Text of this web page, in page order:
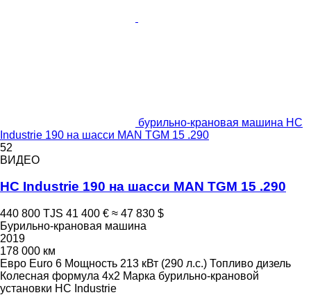
бурильно-крановая машина HC
Industrie 190 на шасси MAN TGM 15 .290
52
ВИДЕО
HC Industrie 190 на шасси MAN TGM 15 .290
440 800 TJS 41 400 € ≈ 47 830 $
Бурильно-крановая машина
2019
178 000 км
Евро Euro 6 Мощность 213 кВт (290 л.с.) Топливо дизель
Колесная формула 4x2 Марка бурильно-крановой
установки HC Industrie